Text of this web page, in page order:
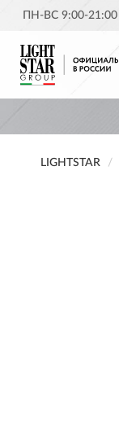
ПН-ВС 9:00-21:00
LIGHTSTAR